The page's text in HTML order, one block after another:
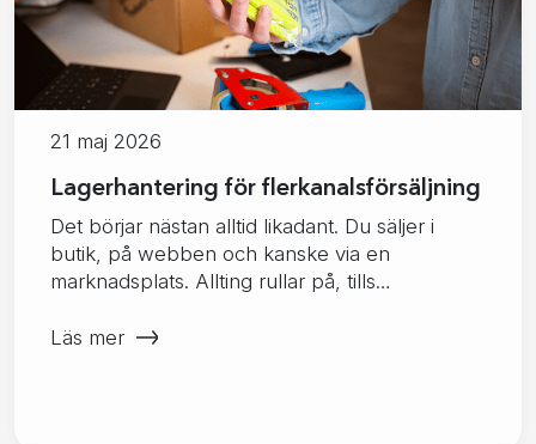
21 maj 2026
Lagerhantering för flerkanalsförsäljning
Det börjar nästan alltid likadant. Du säljer i
butik, på webben och kanske via en
marknadsplats. Allting rullar på, tills…
Läs mer